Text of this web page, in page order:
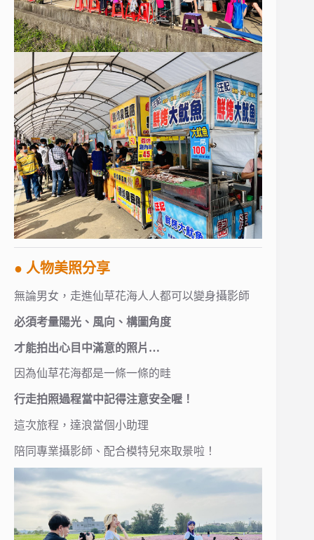
● 人物美照分享
無論男女，走進仙草花海人人都可以變身攝影師
必須考量陽光、風向、構圖角度
才能拍出心目中滿意的照片…
因為仙草花海都是一條一條的畦
行走拍照過程當中記得注意安全喔！
這次旅程，達浪當個小助理
陪同專業攝影師、配合模特兒來取景啦！